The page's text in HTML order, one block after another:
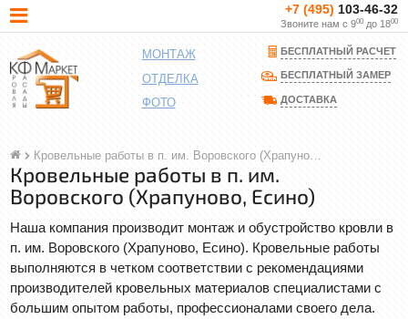
+7 (495) 103-46-32
Звоните нам с 900до 1800
МОНТАЖ
ОТДЕЛКА
ФОТО
БЕСПЛАТНЫЙ РАСЧЕТ
БЕСПЛАТНЫЙ ЗАМЕР
ДОСТАВКА
Кровельные работы в п. им. Воровского (Храпуново, Есино)
Кровельные работы в п. им.
Воровского (Храпуново, Есино)
Наша компания производит монтаж и обустройство кровли в
п. им. Воровского (Храпуново, Есино). Кровельные работы
выполняются в четком соответствии с рекомендациями
производителей кровельных материалов специалистами с
большим опытом работы, профессионалами своего дела.